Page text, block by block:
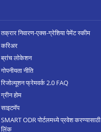
तक्रार निवारण-एक्स-ग्रेशिया पेमेंट स्कीम
करिअर
ब्रांच लोकेशन
गोपनीयता नीति
रिजोल्यूशन फ्रेमवर्क 2.0 FAQ
ग्रीन होम
साइटमॅप
SMART ODR पोर्टलमध्ये प्रवेश करण्यासाठी
लिंक